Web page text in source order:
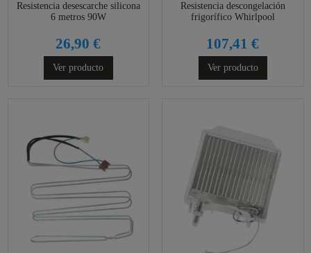
Resistencia desescarche silicona
6 metros 90W
26,90 €
Ver producto
Resistencia descongelación
frigorífico Whirlpool
107,41 €
Ver producto